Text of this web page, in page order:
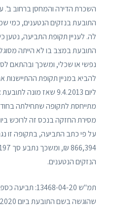
השכרת הדירה והמחסן ברחוב ב'.
התובעת בנזקים הנטענים, כמי
התובעת במצב בו לא הייתה
ליום 9.4.2013 שאז
על פי כתב התביעה, בתקופה זו
הנזקים הנטענים.